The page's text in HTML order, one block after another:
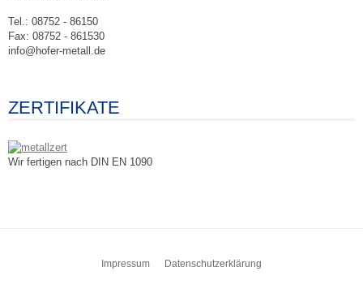
Tel.: 08752 - 86150
Fax: 08752 - 861530
info@hofer-metall.de
ZERTIFIKATE
Wir fertigen nach DIN EN 1090
Impressum Datenschutzerklärung